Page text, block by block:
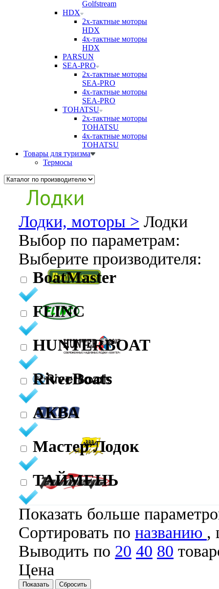
Golfstream
HDX
2х-тактные моторы
HDX
4х-тактные моторы
HDX
PARSUN
SEA-PRO
2х-тактные моторы
SEA-PRO
4х-тактные моторы
SEA-PRO
TOHATSU
2х-тактные моторы
TOHATSU
4х-тактные моторы
TOHATSU
Товары для туризма
Термосы
Лодки
Лодки, моторы > Лодки
Выбор по параметрам:
Выберите производителя:
BoatMaster
FLINC
HUNTERBOAT
RiverBoats
АКВА
Мастер Лодок
ТАЙМЕНЬ
Показать больше
Cортировать по названию ,
Выводить по 20 40 80
Цена